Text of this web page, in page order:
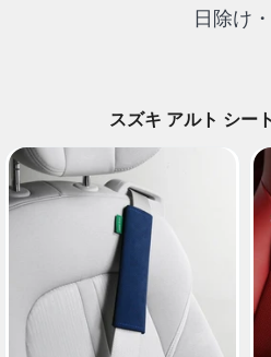
日除け
スズキ アルト シー